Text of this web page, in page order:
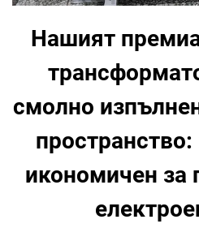
Нашият
смолно
икономичен за